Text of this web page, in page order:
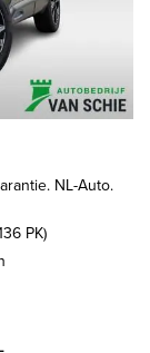
NL-Auto.
PK)